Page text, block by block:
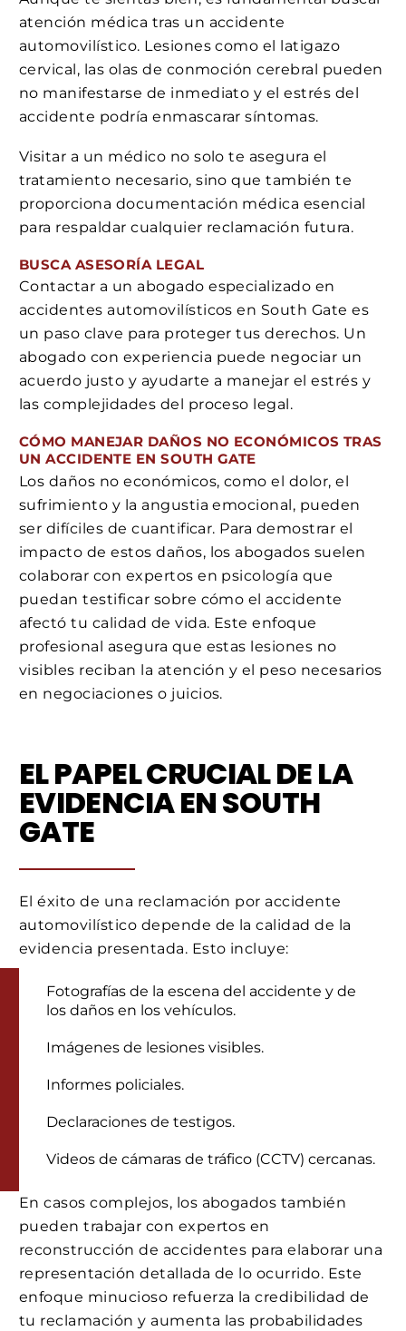
atención médica tras un accidente
automovilístico. Lesiones como el latigazo
cervical, las olas de conmoción cerebral pueden
no manifestarse de inmediato y el estrés del
accidente podría enmascarar síntomas.
Visitar a un médico no solo te asegura el
tratamiento necesario, sino que también te
proporciona documentación médica esencial
para respaldar cualquier reclamación futura.
BUSCA ASESORÍA LEGAL
Contactar a un abogado especializado en
accidentes automovilísticos en South Gate es
un paso clave para proteger tus derechos. Un
abogado con experiencia puede negociar un
acuerdo justo y ayudarte a manejar el estrés y
las complejidades del proceso legal.
CÓMO MANEJAR DAÑOS NO ECONÓMICOS TRAS
UN ACCIDENTE EN SOUTH GATE
Los daños no económicos, como el dolor, el
sufrimiento y la angustia emocional, pueden
ser difíciles de cuantificar. Para demostrar el
impacto de estos daños, los abogados suelen
colaborar con expertos en psicología que
puedan testificar sobre cómo el accidente
afectó tu calidad de vida. Este enfoque
profesional asegura que estas lesiones no
visibles reciban la atención y el peso necesarios
en negociaciones o juicios.
EL PAPEL CRUCIAL DE LA
EVIDENCIA EN SOUTH
GATE
El éxito de una reclamación por accidente
automovilístico depende de la calidad de la
evidencia presentada. Esto incluye:
Fotografías de la escena del accidente y de
los daños en los vehículos.
Imágenes de lesiones visibles.
Informes policiales.
Declaraciones de testigos.
Videos de cámaras de tráfico (CCTV) cercanas.
En casos complejos, los abogados también
pueden trabajar con expertos en
reconstrucción de accidentes para elaborar una
representación detallada de lo ocurrido. Este
enfoque minucioso refuerza la credibilidad de
tu reclamación y aumenta las probabilidades